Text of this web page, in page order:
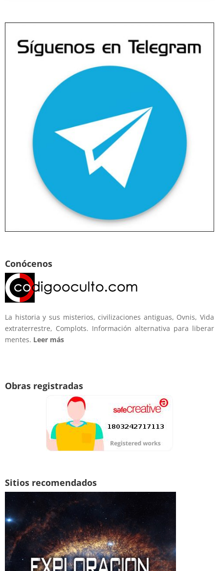
Conócenos
La historia y sus misterios, civilizaciones antiguas, Ovnis, Vida
extraterrestre, Complots. Información alternativa para liberar
mentes. Leer más
Obras registradas
Sitios recomendados